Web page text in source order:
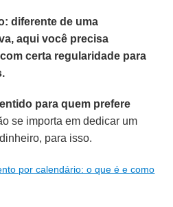
diferente de uma
aqui você precisa
certa regularidade para
para quem prefere
se importa em dedicar um
para isso.
por calendário: o que é e como